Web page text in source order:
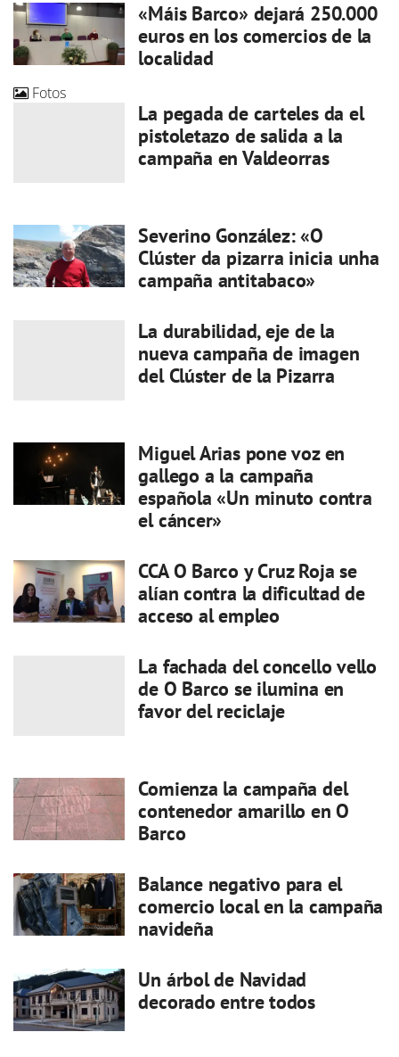
«Máis Barco» dejará 250.000
euros en los comercios de la
localidad
Fotos
La pegada de carteles da el
pistoletazo de salida a la
campaña en Valdeorras
Severino González: «O
Clúster da pizarra inicia unha
campaña antitabaco»
La durabilidad, eje de la
nueva campaña de imagen
del Clúster de la Pizarra
Miguel Arias pone voz en
gallego a la campaña
española «Un minuto contra
el cáncer»
CCA O Barco y Cruz Roja se
alían contra la dificultad de
acceso al empleo
La fachada del concello vello
de O Barco se ilumina en
favor del reciclaje
Comienza la campaña del
contenedor amarillo en O
Barco
Balance negativo para el
comercio local en la campaña
navideña
Un árbol de Navidad
decorado entre todos